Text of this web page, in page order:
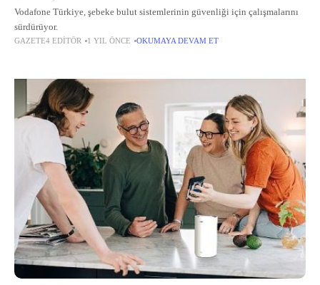
Vodafone Türkiye, şebeke bulut sistemlerinin güvenliği için çalışmalarını
sürdürüyor.
GAZETE4 EDITÖR 1 YIL ÖNCE OKUMAYA DEVAM ET